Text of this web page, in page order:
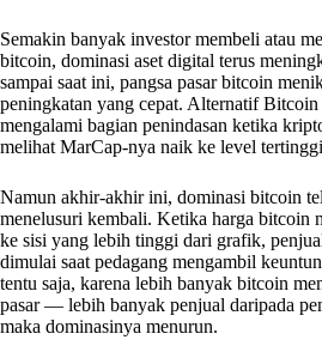
Semakin banyak investor membeli atau
bitcoin, dominasi aset digital terus
sampai saat ini, pangsa pasar bitcoin
peningkatan yang cepat. Alternatif Bitcoin
mengalami bagian penindasan ketika
melihat MarCap-nya naik ke level
Namun akhir-akhir ini, dominasi bitcoin
menelusuri kembali. Ketika harga bitcoin
ke sisi yang lebih tinggi dari grafik,
dimulai saat pedagang mengambil
tentu saja, karena lebih banyak bitcoin
pasar — lebih banyak penjual daripada
maka dominasinya menurun.